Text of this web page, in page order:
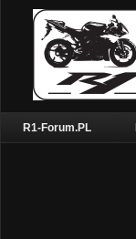
R1-Forum.PL